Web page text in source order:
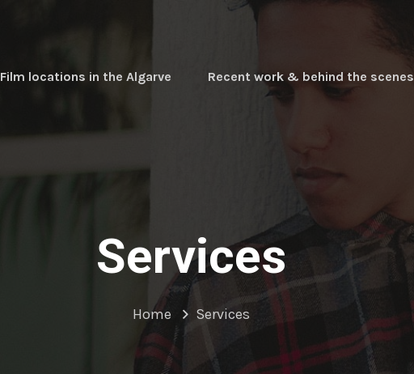
Film locations in the Algarve Recent work & behind the scenes
Services
Home Services